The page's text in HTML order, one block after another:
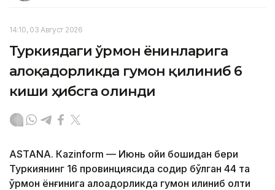
14:10, 03 Август 2026
Туркиядаги ўрмон ёнғинларига
алоқадорликда гумон қилиниб 6
киши ҳибсга олинди
ASTANА. Кazinform — Июнь ойи бошидан бери
Туркиянинг 16 провинциясида содир бўлган 44 та
ўрмон ёнғинига алоқадорликда гумон қилиниб олти